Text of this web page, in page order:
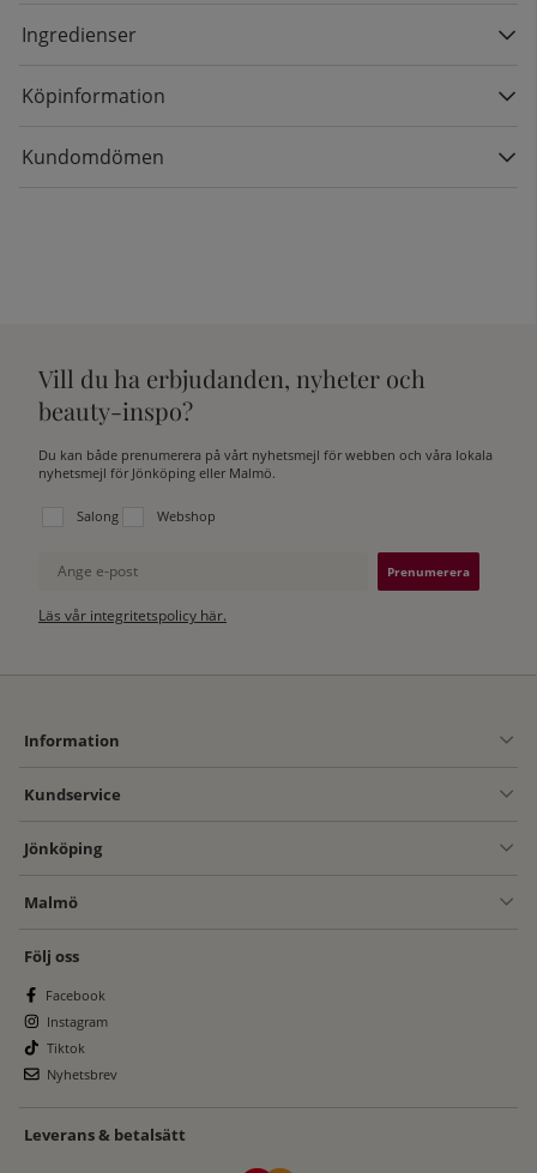
Ingredienser
Köpinformation
Kundomdömen
Vill du ha erbjudanden, nyheter och
beauty-inspo?
Du kan både prenumerera på vårt nyhetsmejl för webben och våra lokala
nyhetsmejl för Jönköping eller Malmö.
Välj vilken lista du vill prenumerera på:
Salong Webshop
Ange e-post
Läs vår integritetspolicy här.
Information
Kundservice
Jönköping
Malmö
Följ oss
Facebook
Instagram
Tiktok
Nyhetsbrev
Leverans & betalsätt